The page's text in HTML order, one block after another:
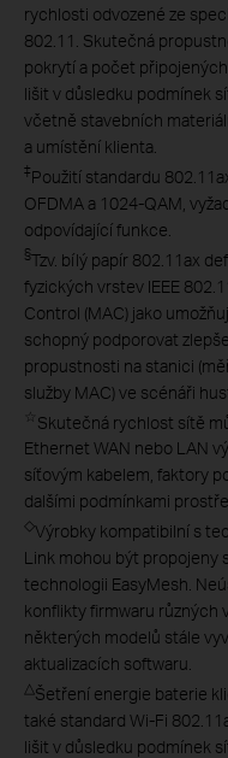
rychlosti odvozené ze
802.11. Skutečná
pokrytí a počet
lišit v důsledku podmínek
včetně stavebních
a umístění klienta.
‡Použití standardu
OFDMA a 1024-QAM,
odpovídající funkce.
§Tzv. bílý papír 802.11ax
fyzických vrstev IEEE
Control (MAC) jako
schopný podporovat
propustnosti na stanici
služby MAC) ve scénáři
☆ Skutečná rychlost sítě
Ethernet WAN nebo LAN
síťovým kabelem, faktory
dalšími podmínkami
◇Výrobky kompatibilní s
Link mohou být propojeny
technologii EasyMesh.
konflikty firmwaru různých
některých modelů stále
aktualizacích softwaru.
△Šetření energie baterie
také standard Wi-Fi
lišit v důsledku podmínek